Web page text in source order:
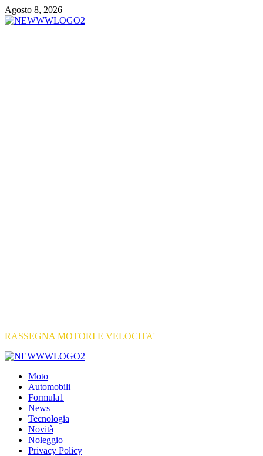
Vai
al
Agosto 8, 2026
RASSEGNA MOTORI E VELOCITA'
Primary
Moto
Automobili
Formula1
News
Tecnologia
Novità
Noleggio
Privacy Policy